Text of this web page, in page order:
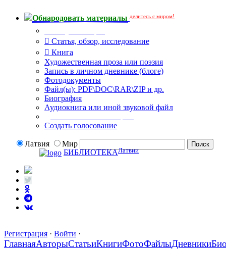
Обнародовать материалы делитесь с миром!
Статья, обзор, исследование
Книга
Художественная проза или поэзия
Запись в личном дневнике (блоге)
Фотодокументы
Файл(ы): PDF\DOC\RAR\ZIP и др.
Биография
Аудиокнига или иной звуковой файл
Создать голосование
Латвия
Мир
БИБЛИОТЕКАЛатвии
Регистрация · Войти ·
ГлавнаяАвторыСтатьиКнигиФотоФайлыДневники